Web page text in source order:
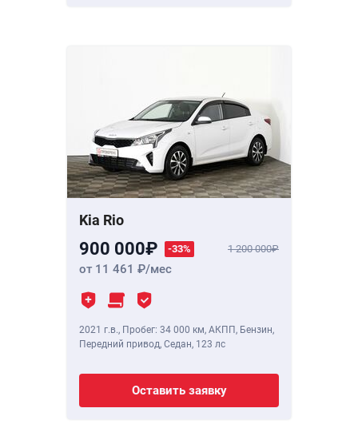
Kia Rio
900 000 -33% 1 200 000
от 11 461 /мес
2021 г.в., Пробег: 34 000 км, АКПП, Бензин,
Передний привод, Седан, 123 лс
Оставить заявку